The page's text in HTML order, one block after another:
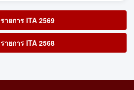
รายการ ITA 2569
รายการ ITA 2568